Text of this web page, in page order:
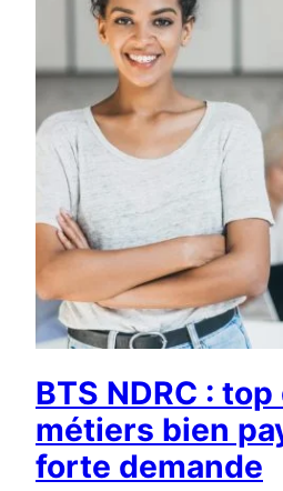
BTS NDRC : top
métiers bien
forte demande